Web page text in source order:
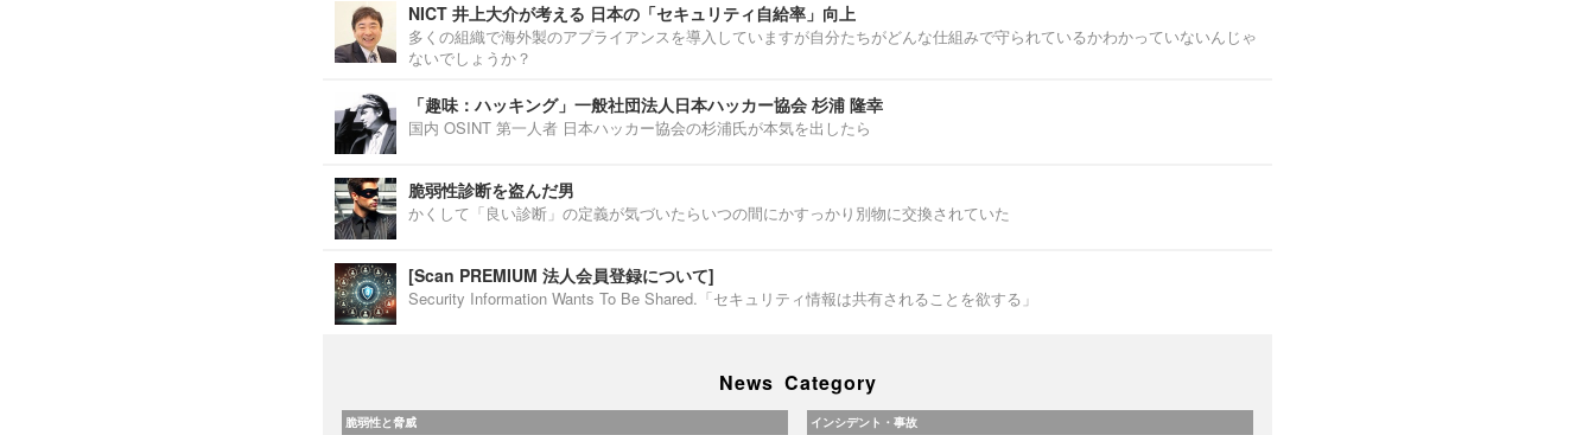
NICT 井上大介が考える 日本の「セキュリティ自給率」向上
多くの組織で海外製のアプライアンスを導入していますが自分たちがどんな仕組みで守られているかわかっていないんじゃ
ないでしょうか？
「趣味：ハッキング」一般社団法人日本ハッカー協会 杉浦 隆幸
国内 OSINT 第一人者 日本ハッカー協会の杉浦氏が本気を出したら
脆弱性診断を盗んだ男
かくして「良い診断」の定義が気づいたらいつの間にかすっかり別物に交換されていた
[Scan PREMIUM 法人会員登録について]
Security Information Wants To Be Shared.「セキュリティ情報は共有されることを欲する」
News Category
脆弱性と脅威 インシデント・事故